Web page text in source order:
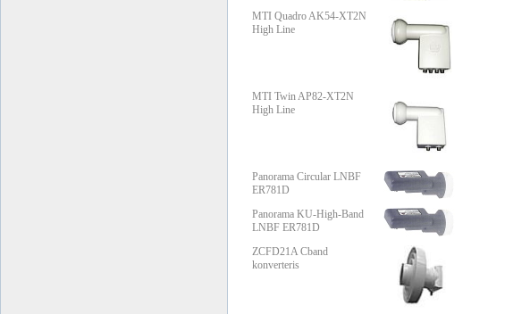
MTI Quadro AK54-XT2N
High Line
MTI Twin AP82-XT2N
High Line
Panorama Circular LNBF
ER781D
Panorama KU-High-Band
LNBF ER781D
ZCFD21A Cband
konverteris